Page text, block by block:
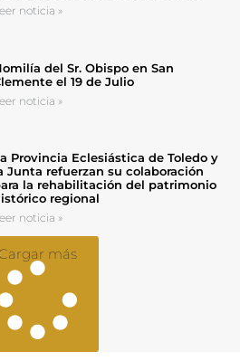
noticia »
del Sr. Obispo en San
el 19 de Julio
noticia »
Provincia Eclesiástica de Toledo y
Junta refuerzan su colaboración
la rehabilitación del patrimonio
regional
noticia »
Cargar más